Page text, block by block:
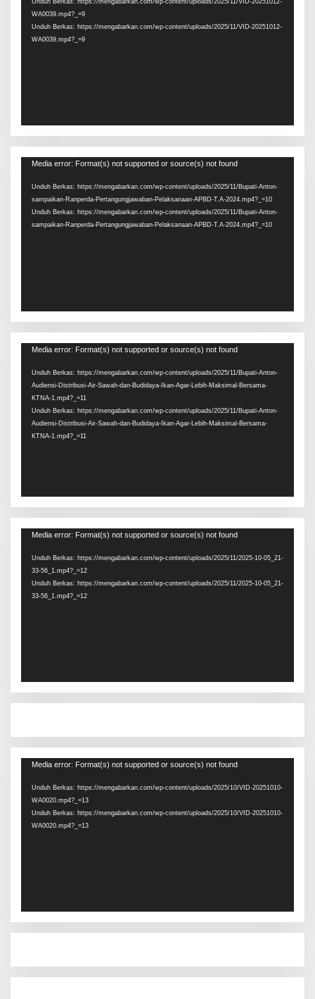
Unduh Berkas: https://mengabarkan.com/wp-content/uploads/2025/11/VID-20251012-
WA0039.mp4?_=9
Unduh Berkas: https://mengabarkan.com/wp-content/uploads/2025/11/VID-20251012-
WA0039.mp4?_=9
Pemutar
Media error: Format(s) not supported or source(s) not found
Unduh Berkas: https://mengabarkan.com/wp-content/uploads/2025/11/Bupati-Anton-
sampaikan-Ranperda-Pertangungjawaban-Pelaksanaan-APBD-T.A-2024.mp4?_=10
Unduh Berkas: https://mengabarkan.com/wp-content/uploads/2025/11/Bupati-Anton-
sampaikan-Ranperda-Pertangungjawaban-Pelaksanaan-APBD-T.A-2024.mp4?_=10
Pemutar
Media error: Format(s) not supported or source(s) not found
Unduh Berkas: https://mengabarkan.com/wp-content/uploads/2025/11/Bupati-Anton-
Audiensi-Distribusi-Air-Sawah-dan-Budidaya-Ikan-Agar-Lebih-Maksimal-Bersama-
KTNA-1.mp4?_=11
Unduh Berkas: https://mengabarkan.com/wp-content/uploads/2025/11/Bupati-Anton-
Audiensi-Distribusi-Air-Sawah-dan-Budidaya-Ikan-Agar-Lebih-Maksimal-Bersama-
KTNA-1.mp4?_=11
Pemutar
Media error: Format(s) not supported or source(s) not found
Unduh Berkas: https://mengabarkan.com/wp-content/uploads/2025/11/2025-10-05_21-
33-56_1.mp4?_=12
Unduh Berkas: https://mengabarkan.com/wp-content/uploads/2025/11/2025-10-05_21-
33-56_1.mp4?_=12
Pemutar
Media error: Format(s) not supported or source(s) not found
Unduh Berkas: https://mengabarkan.com/wp-content/uploads/2025/10/VID-20251010-
WA0020.mp4?_=13
Unduh Berkas: https://mengabarkan.com/wp-content/uploads/2025/10/VID-20251010-
WA0020.mp4?_=13